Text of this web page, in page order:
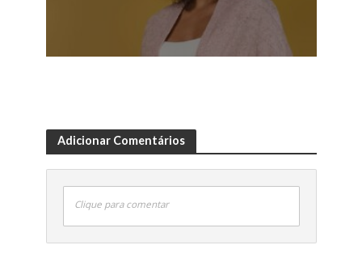
Adicionar Comentários
Clique para comentar